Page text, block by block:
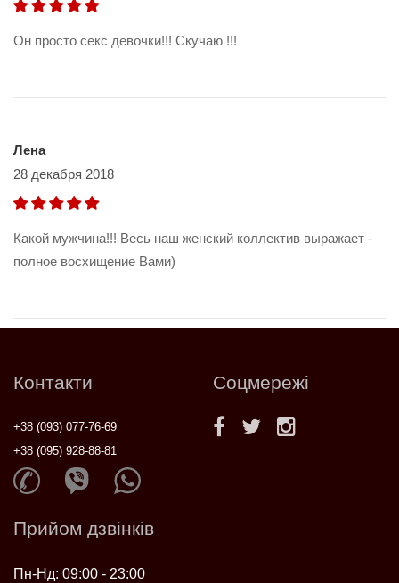
Он просто секс девочки!!! Скучаю !!!
Лена
28 декабря 2018
Какой мужчина!!! Весь наш женский коллектив выражает -
полное восхищение Вами)
Контакти
+38 (093) 077-76-69
+38 (095) 928-88-81
Соцмережі
Прийом дзвінків
Пн-Нд: 09:00 - 23:00